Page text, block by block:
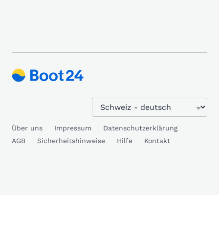
Über uns Impressum
Datenschutzerklärung
AGB
Sicherheitshinweise Hilfe Kontakt